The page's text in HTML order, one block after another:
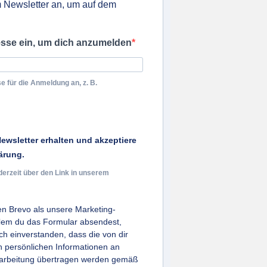
an, um auf dem
ein, um dich anzumelden
für die Anmeldung an, z. B.
erhalten und akzeptiere
über den Link in unserem
Brevo als unsere Marketing-
du das Formular absendest,
einverstanden, dass die von dir
persönlichen Informationen an
übertragen werden gemäß